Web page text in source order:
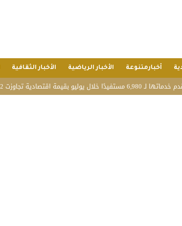
أخبارمتنوعة الأخبار الرياضية الأخبار الثقافية
مليون ريال